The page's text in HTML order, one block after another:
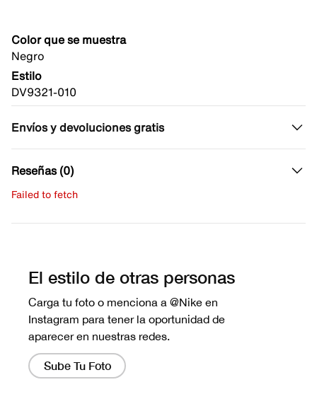
Color que se muestra
Negro
Estilo
DV9321-010
Envíos y devoluciones gratis
Reseñas (0)
Failed to fetch